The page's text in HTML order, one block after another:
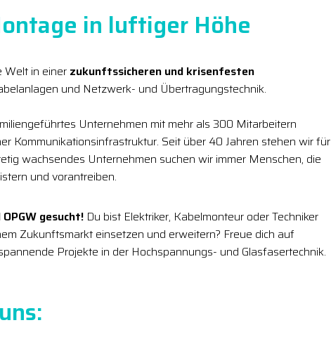
in luftiger Höhe
in einerzukunftssicheren und krisenfesten
und Netzwerk- und Übertragungstechnik.
Unternehmen mit mehr als 300 Mitarbeitern
Kommunikationsinfrastruktur. Seit über 40 Jahren stehen wir für
wachsendes Unternehmen suchen wir immer Menschen, die
und vorantreiben.
gesucht! Du bist Elektriker, Kabelmonteur oder Techniker
Zukunftsmarkt einsetzen und erweitern? Freue dich auf
Projekte in der Hochspannungs- und Glasfasertechnik.